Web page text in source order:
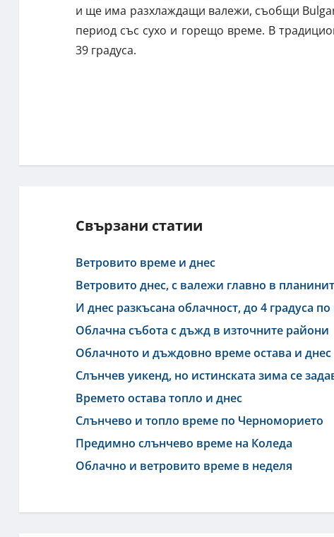
и ще има разхлаждащи валежи, съобщи
период със сухо и горещо време. В
39 градуса.
Свързани статии
Ветровито време и днес
Ветровито днес, с валежи главно в
И днес разкъсана облачност, до 4 градуса
Облачна събота с дъжд в източните райони
Облачното и дъждовно време остава и днес
Слънчев уикенд, но истинската зима се
Времето остава топло и днес
Слънчево и топло време по Черноморието
Предимно слънчево време на Коледа
Облачно и ветровито време в неделя